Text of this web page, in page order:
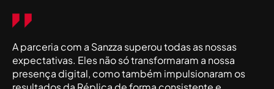
A parceria com a Sanzza superou todas as nossas
expectativas. Eles não só transformaram a nossa
presença digital, como também impulsionaram os